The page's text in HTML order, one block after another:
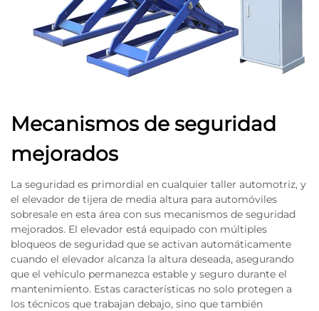
Mecanismos de seguridad
mejorados
La seguridad es primordial en cualquier taller automotriz, y
el elevador de tijera de media altura para automóviles
sobresale en esta área con sus mecanismos de seguridad
mejorados. El elevador está equipado con múltiples
bloqueos de seguridad que se activan automáticamente
cuando el elevador alcanza la altura deseada, asegurando
que el vehículo permanezca estable y seguro durante el
mantenimiento. Estas características no solo protegen a
los técnicos que trabajan debajo, sino que también